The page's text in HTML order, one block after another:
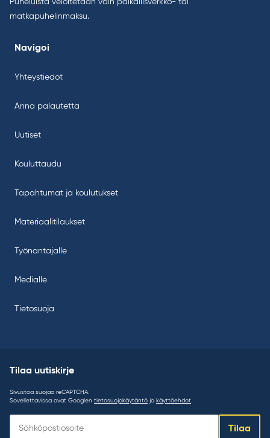
Puheluista veloitetaan vain paikallisverkko- tai
matkapuhelinmaksu.
Navigoi
Yhteystiedot
Anna palautetta
Uutiset
Kouluttaudu
Tapahtumat ja koulutukset
Materiaalitilaukset
Työnantajalle
Medialle
Tietosuoja
Tilaa uutiskirje
Sivustoa suojaa reCAPTCHA.
Sovellettavissa ovat Googlen tietosuojakäytäntö ja käyttöehdot
uutiskirje:
Tilaa